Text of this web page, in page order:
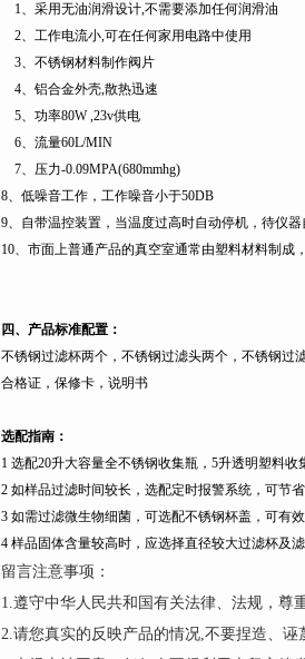
1、采用无油润滑设计,不需要添加任何润滑油
2、工作电流小,可在任何家用电路中使用
3、不锈钢材料制作阀片
4、铝合金外壳,散热迅速
5、功率80W ,23v供电
6、流量60L/MIN
7、压力-0.09MPA(680mmhg)
8、低噪音工作，工作噪音小于50DB
9、自带温控装置，当温度过高时自动停机，待仪
10、市面上普通产品的真空室通常由塑料材料制成
四、产品标准配置：
不锈钢过滤杯两个，不锈钢过滤头两个，不锈钢过
合格证，保修卡，说明书
选配指南：
1 选配20升大容量全不锈钢收集瓶， 5升透明塑料收
2 如样品过滤时间较长，选配定时报警系统，可节
3 如需过滤微生物细菌，可选配不锈钢杯盖，可有
4 样品固体含量较高时，应选择直径较大过滤杯及
留言注意事项：
1.遵守中华人民共和国有关法律、法规，尊
2.请您真实的反映产品的情况,不要捏造、诬